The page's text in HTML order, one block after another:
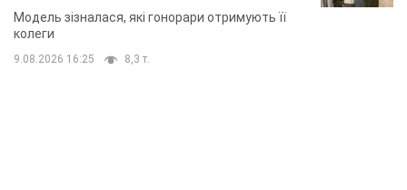
модельної кар’єри
Модель зізналася, які гонорари отримують її
колеги
9.08.2026 16:25 8,3 т.